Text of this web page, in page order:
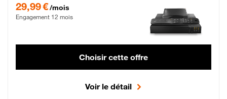
29,99 €/mois
Engagement 12 mois
Choisir cette offre
Voir le détail